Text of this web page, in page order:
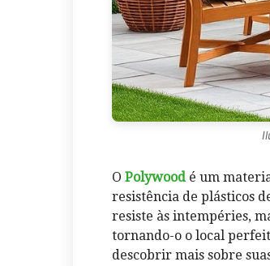
O Polywood é um
resistência de plásticos
resiste às intempéries,
tornando-o o local
descobrir mais sobre